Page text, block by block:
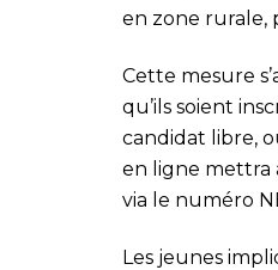
en zone rurale,
Cette mesure
qu’ils soient
candidat libre,
en ligne mettra
via le numéro
Les jeunes